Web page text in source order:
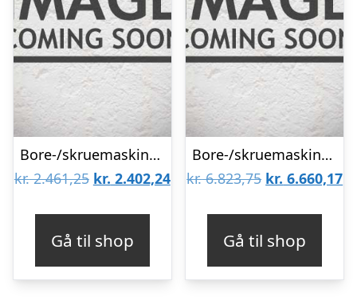
Bore-/skruemaskine BS 18 m/2Ã18V/2,0Ah
kr.2.461,25 Den
kr. 2.461,25.
kr. 2.402,24Den
kr. 2.402,24.
Gå til shop
Bore-/skruemaskine BS 18 LTX BL I 2Ã18V/5,5Ah LiHD
kr.6.823,75 Den
kr. 6.823,75.
kr. 6.660,17
Gå til shop